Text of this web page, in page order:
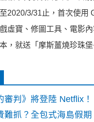
2020/3/31止，首次使用
虛寶、修圖工具、電影
，就送「摩斯薑燒珍珠
審判》將登陸 Netflix
難抓？全包式海島假